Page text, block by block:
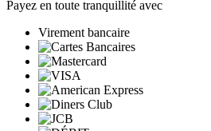
Payez en toute tranquillité avec
Virement bancaire